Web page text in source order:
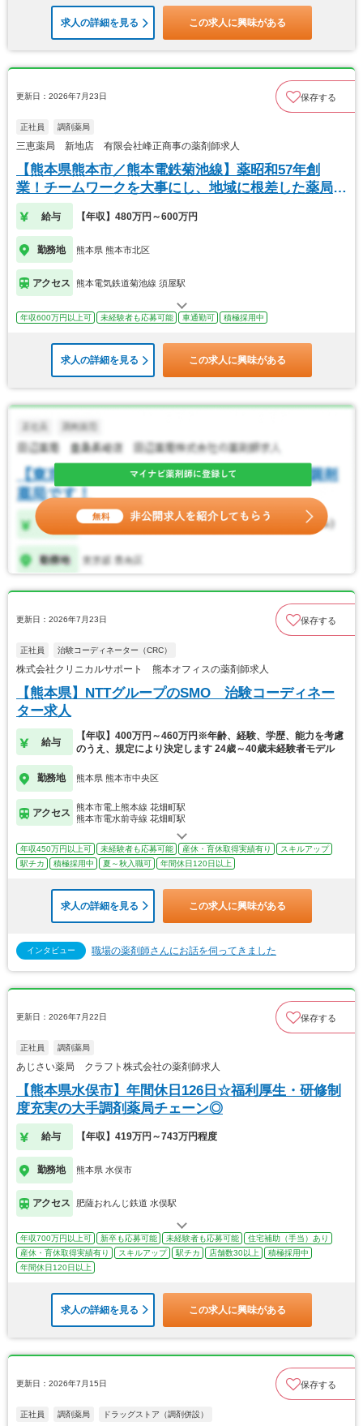
求人の詳細を見る この求人に興味がある
更新日：2026年7月23日 保存する
正社員 調剤薬局
三恵薬局 新地店 有限会社峰正商事の薬剤師求人
【熊本県熊本市／熊本電鉄菊池線】薬昭和57年創
業！チームワークを大事にし、地域に根差した薬局で
す。
給与 【年収】480万円～600万円
勤務地 熊本県 熊本市北区
アクセス 熊本電気鉄道菊池線 須屋駅
年収600万円以上可 未経験者も応募可能 車通勤可 積極採用中
求人の詳細を見る この求人に興味がある
更新日：2026年7月23日 保存する
正社員 治験コーディネーター（CRC）
株式会社クリニカルサポート 熊本オフィスの薬剤師求人
【熊本県】NTTグループのSMO 治験コーディネー
ター求人
給与
【年収】400万円～460万円※年齢、経験、学歴、能力を考慮
のうえ、規定により決定します 24歳～40歳未経験者モデル
勤務地 熊本県 熊本市中央区
アクセス
熊本市電上熊本線 花畑町駅
熊本市電水前寺線 花畑町駅
年収450万円以上可 未経験者も応募可能 産休・育休取得実績有り
スキルアップ
駅チカ
積極採用中 夏～秋入職可 年間休日120日以上
求人の詳細を見る この求人に興味がある
インタビュー 職場の薬剤師さんにお話を伺ってきました
更新日：2026年7月22日 保存する
正社員 調剤薬局
あじさい薬局 クラフト株式会社の薬剤師求人
【熊本県水俣市】年間休日126日☆福利厚生・研修制
度充実の大手調剤薬局チェーン◎
給与 【年収】419万円～743万円程度
勤務地 熊本県 水俣市
アクセス 肥薩おれんじ鉄道 水俣駅
年収700万円以上可 新卒も応募可能 未経験者も応募可能
住宅補助（手当）あり
産休・育休取得実績有り
スキルアップ 駅チカ 店舗数30以上
積極採用中
年間休日120日以上
求人の詳細を見る この求人に興味がある
更新日：2026年7月15日 保存する
正社員 調剤薬局 ドラッグストア（調剤併設）